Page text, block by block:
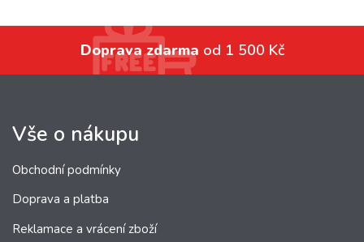
Doprava zdarma od 1 500 Kč
Vše o nákupu
Obchodní podmínky
Doprava a platba
Reklamace a vrácení zboží